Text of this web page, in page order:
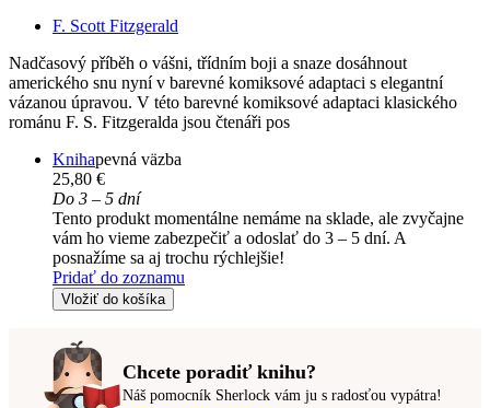
F. Scott Fitzgerald
Nadčasový příběh o vášni, třídním boji a snaze dosáhnout
amerického snu nyní v barevné komiksové adaptaci s elegantní
vázanou úpravou. V této barevné komiksové adaptaci klasického
románu F. S. Fitzgeralda jsou čtenáři pos
Knihapevná väzba
25,80 €
Do 3 – 5 dní
Tento produkt momentálne nemáme na sklade, ale zvyčajne
vám ho vieme zabezpečiť a odoslať do 3 – 5 dní. A
posnažíme sa aj trochu rýchlejšie!
Pridať do zoznamu
Vložiť do košíka
Chcete poradiť knihu?
Náš pomocník Sherlock vám ju s radosťou vypátra!